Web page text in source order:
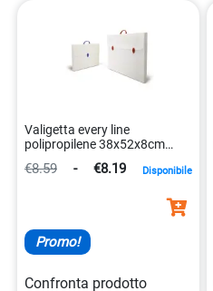
Valigetta every line
polipropilene 38x52x8cm
€8.59 - €8.19 Disponibile
Promo!
Confronta prodotto